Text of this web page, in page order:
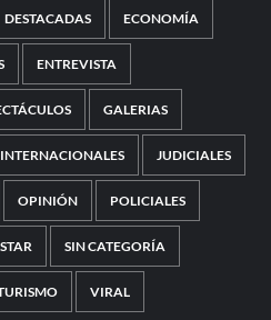
DESTACADAS ECONOMÍA
ENTREVISTA
GALERIAS
INTERNACIONALES JUDICIALES
OPINIÓN POLICIALES
SIN CATEGORÍA
VIRAL